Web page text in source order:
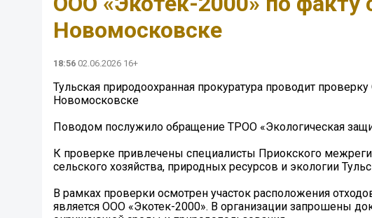
Новомосковске
18:56 02.06.2026 16+
️Тульская природоохранная прокуратура проводит
Новомосковске
Поводом послужило обращение ТРОО «Экологическая
К проверке привлечены специалисты Приокского
сельского хозяйства, природных ресурсов и экологии
В рамках проверки осмотрен участок расположения
является ООО «Экотек-2000». В организации запрошены